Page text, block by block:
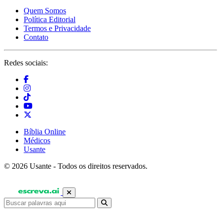
Quem Somos
Política Editorial
Termos e Privacidade
Contato
Redes sociais:
Bíblia Online
Médicos
Usante
© 2026 Usante - Todos os direitos reservados.